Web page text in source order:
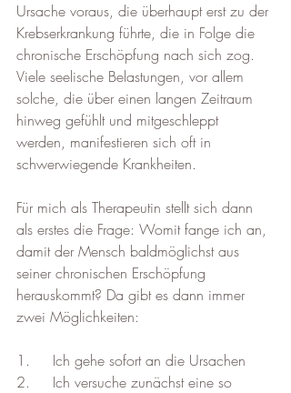
Ursache voraus, die überhaupt erst zu der
Krebserkrankung führte, die in Folge die
chronische Erschöpfung nach sich zog.
Viele seelische Belastungen, vor allem
solche, die über einen langen Zeitraum
hinweg gefühlt und mitgeschleppt
werden, manifestieren sich oft in
schwerwiegende Krankheiten.
Für mich als Therapeutin stellt sich dann
als erstes die Frage: Womit fange ich an,
damit der Mensch baldmöglichst aus
seiner chronischen Erschöpfung
herauskommt? Da gibt es dann immer
zwei Möglichkeiten:
1.     Ich gehe sofort an die Ursachen
2.     Ich versuche zunächst eine so